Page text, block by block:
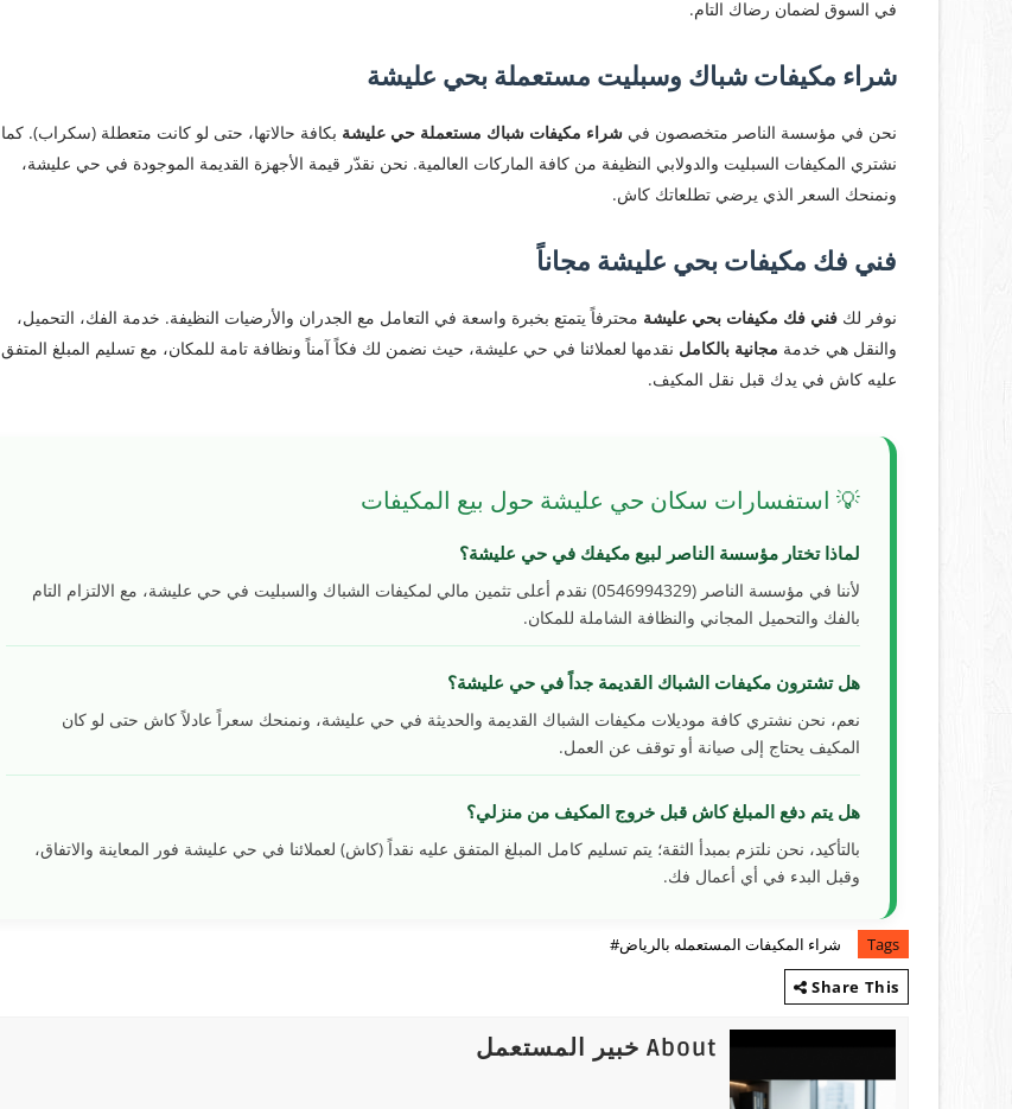
في السوق لضمان رضاك التام.
شراء مكيفات شباك وسبليت مستعملة بحي عليشة
​نحن في مؤسسة الناصر متخصصون في شراء مكيفات شباك مستعملة حي عليشة بكافة حالاتها، حتى لو كانت متعطلة (سكراب). كما
نشتري المكيفات السبليت والدولابي النظيفة من كافة الماركات العالمية. نحن نقدّر قيمة الأجهزة القديمة الموجودة في حي عليشة،
ونمنحك السعر الذي يرضي تطلعاتك كاش.
فني فك مكيفات بحي عليشة مجاناً
​نوفر لك فني فك مكيفات بحي عليشة محترفاً يتمتع بخبرة واسعة في التعامل مع الجدران والأرضيات النظيفة. خدمة الفك، التحميل،
والنقل هي خدمة مجانية بالكامل نقدمها لعملائنا في حي عليشة، حيث نضمن لك فكاً آمناً ونظافة تامة للمكان، مع تسليم المبلغ المتفق
عليه كاش في يدك قبل نقل المكيف.
💡 استفسارات سكان حي عليشة حول بيع المكيفات
لماذا تختار مؤسسة الناصر لبيع مكيفك في حي عليشة؟
لأننا في مؤسسة الناصر (0546994329) نقدم أعلى تثمين مالي لمكيفات الشباك والسبليت في حي عليشة، مع الالتزام التام
بالفك والتحميل المجاني والنظافة الشاملة للمكان.
هل تشترون مكيفات الشباك القديمة جداً في حي عليشة؟
نعم، نحن نشتري كافة موديلات مكيفات الشباك القديمة والحديثة في حي عليشة، ونمنحك سعراً عادلاً كاش حتى لو كان
المكيف يحتاج إلى صيانة أو توقف عن العمل.
هل يتم دفع المبلغ كاش قبل خروج المكيف من منزلي؟
بالتأكيد، نحن نلتزم بمبدأ الثقة؛ يتم تسليم كامل المبلغ المتفق عليه نقداً (كاش) لعملائنا في حي عليشة فور المعاينة والاتفاق،
وقبل البدء في أي أعمال فك.
Tags
شراء المكيفات المستعمله بالرياض#
Share This
About خبير المستعمل